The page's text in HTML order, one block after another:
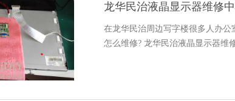
龙华民治液晶显示器维修
在龙华民治周边写字楼很多人办
怎么维修? 龙华民治液晶显示器维